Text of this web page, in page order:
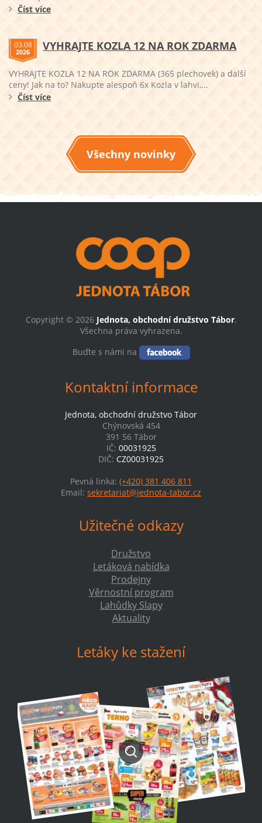
Číst více
03.08
2026 VYHRAJTE KOZLA 12 NA ROK ZDARMA
VYHRAJTE KOZLA 12 NA ROK ZDARMA (365 plechovek) a další
ceny! Jak na to? Nakupte alespoň 6x Kozla v lahvi,...
Číst více
Všechny novinky
Copyright © 2026 Jednota, obchodní družstvo Tábor.
Všechna práva vyhrazena.
Buďte s námi na
Kontaktní informace
Jednota, obchodní družstvo Tábor
Chýnovská 454
391 56 Tábor
IČ: 00031925
DIČ: CZ00031925
Pevná linka: (+420) 381 406 811
Email: sekretariat@jednota-tabor.cz
Užitečné odkazy
Družstvo
Letáková nabídka
Prodejny
Věrnostní program
Lahůdky Slapy
Aktuality
Letáky ke stažení